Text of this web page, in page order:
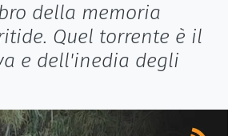
della memoria
Quel torrente è il
e dell'inedia degli